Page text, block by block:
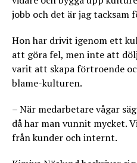
jobb och det är jag tacksam
Hon har drivit igenom ett
att göra fel, men inte att
varit att skapa förtroende
blame-kulturen.
– När medarbetare vågar
då har man vunnit mycket.
från kunder och internt.